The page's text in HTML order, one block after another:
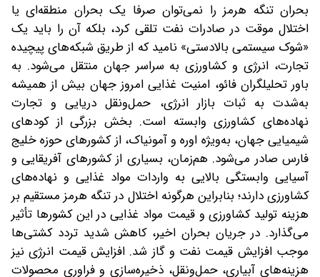
بحران تنگه هرمز را نمی‌توان صرفا یک بحران منطقه‌ای یا
اختلال موقت در صادرات نفت تلقی کرد، بلکه آن را باید یک
«شوک سیستمی بالادستی» نامید که از طریق شبکه‌های پیچیده
تجارت، انرژی و کشاورزی به سراسر جهان منتقل می‌شود. به
باور تحلیلگران فائو، امنیت غذایی امروز جهان بیش از همیشه
به‌شدت به ثبات بازار انرژی، حمل‌ونقل دریایی و تجارت
نهاده‌های کشاورزی وابسته است. بخش بزرگی از کودهای
شیمیایی جهان، به‌ویژه اوره و آمونیاک، از کشورهای حوزه خلیج
فارس صادر می‌شود. هم‌زمان، بسیاری از کشورهای آفریقایی و
آسیایی وابستگی بالایی به واردات مواد غذایی و نهاده‌های
کشاورزی دارند؛ بنابراین هرگونه اختلال در تنگه هرمز مستقیم بر
هزینه تولید کشاورزی و قیمت مواد غذایی در این کشورها تأثیر
می‌گذارد. در جریان بحران اخیر، کاهش شدید تردد کشتی‌ها
موجب افزایش قیمت نفت و گاز شد. افزایش قیمت انرژی نیز
هزینه‌های آبیاری، حمل‌ونقل، ذخیره‌سازی و فراوری محصولات